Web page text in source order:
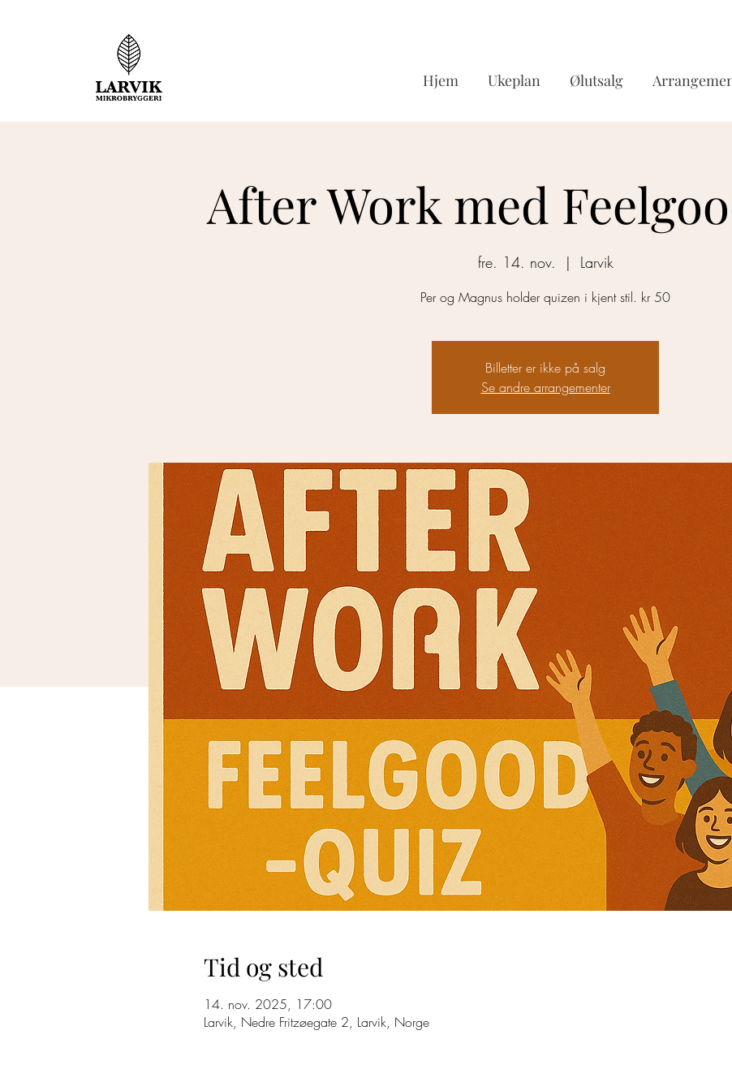
Hjem Ukeplan Ølutsalg
After Work med
fre. 14. nov.
  |
Larvik
Per og Magnus holder quizen i kjent stil. kr 50
Billetter er ikke på salg
Se andre arrangementer
Tid og sted
14. nov. 2025, 17:00
Larvik, Nedre Fritzøegate 2, Larvik, Norge